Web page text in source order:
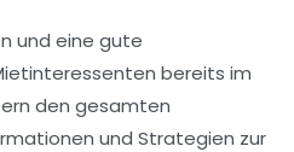
und eine gute
bereits im
den gesamten
und Strategien zur